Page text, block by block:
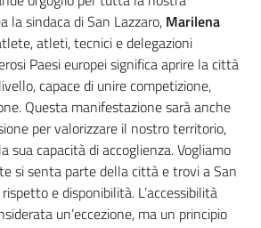
sindaca di San Lazzaro, Marilena
atleti, tecnici e delegazioni
Paesi europei significa aprire la città
capace di unire competizione,
Questa manifestazione sarà anche
per valorizzare il nostro territorio,
sua capacità di accoglienza. Vogliamo
si senta parte della città e trovi a San
e disponibilità. L’accessibilità
un’eccezione, ma un principio